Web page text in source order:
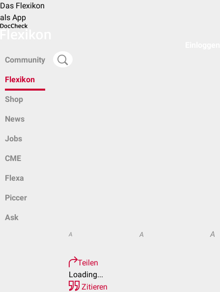
Das Flexikon
als App
Community
Flexikon
Shop
News
Jobs
CME
Flexa
Piccer
Ask
A A A
Teilen
Loading...
Zitieren